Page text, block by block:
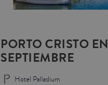
PORTO CRISTO EN
SEPTIEMBRE
Hotel Palladium